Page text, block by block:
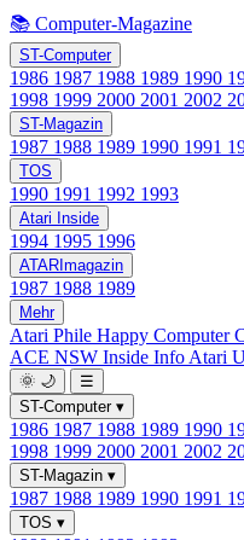
📚 Computer-Magazine
ST-Computer
1986 1987 1988 1989 1990
1998 1999 2000 2001 2002
ST-Magazin
1987 1988 1989 1990 1991
TOS
1990 1991 1992 1993
Atari Inside
1994 1995 1996
ATARImagazin
1987 1988 1989
Mehr
Atari Phile Happy Computer
ACE NSW Inside Info Atari
🌞 🌙
☰
ST-Computer ▾
1986 1987 1988 1989 1990
1998 1999 2000 2001 2002
ST-Magazin ▾
1987 1988 1989 1990 1991
TOS ▾